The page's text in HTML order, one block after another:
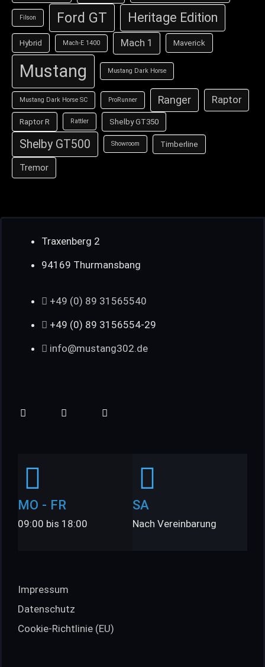
Filson Ford GT Heritage Edition
Hybrid Mach-E 1400 Mach 1 Maverick
Mustang Mustang Dark Horse
Mustang Dark Horse SC ProRunner Ranger Raptor
Raptor R Rattler Shelby GT350
Shelby GT500 Showroom Timberline
Tremor
Traxenberg 2
94169 Thurmansbang
+49 (0) 89 31565540
+49 (0) 89 3156554-29
info@mustang302.de
MO - FR
09:00 bis 18:00
SA
Nach Vereinbarung
Impressum
Datenschutz
Cookie-Richtlinie (EU)